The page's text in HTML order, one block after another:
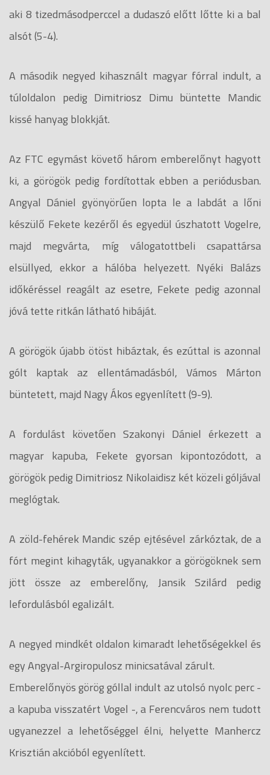
aki 8 tizedmásodperccel a dudaszó előtt lőtte ki a bal
alsót (5-4).
A második negyed kihasznált magyar fórral indult, a
túloldalon pedig Dimitriosz Dimu büntette Mandic
kissé hanyag blokkját.
Az FTC egymást követő három emberelőnyt hagyott
ki, a görögök pedig fordítottak ebben a periódusban.
Angyal Dániel gyönyörűen lopta le a labdát a lőni
készülő Fekete kezéről és egyedül úszhatott Vogelre,
majd megvárta, míg válogatottbeli csapattársa
elsüllyed, ekkor a hálóba helyezett. Nyéki Balázs
időkéréssel reagált az esetre, Fekete pedig azonnal
jóvá tette ritkán látható hibáját.
A görögök újabb ötöst hibáztak, és ezúttal is azonnal
gólt kaptak az ellentámadásból, Vámos Márton
büntetett, majd Nagy Ákos egyenlített (9-9).
A fordulást követően Szakonyi Dániel érkezett a
magyar kapuba, Fekete gyorsan kipontozódott, a
görögök pedig Dimitriosz Nikolaidisz két közeli góljával
meglógtak.
A zöld-fehérek Mandic szép ejtésével zárkóztak, de a
fórt megint kihagyták, ugyanakkor a görögöknek sem
jött össze az emberelőny, Jansik Szilárd pedig
lefordulásból egalizált.
A negyed mindkét oldalon kimaradt lehetőségekkel és
egy Angyal-Argiropulosz minicsatával zárult.
Emberelőnyös görög góllal indult az utolsó nyolc perc -
a kapuba visszatért Vogel -, a Ferencváros nem tudott
ugyanezzel a lehetőséggel élni, helyette Manhercz
Krisztián akcióból egyenlített.